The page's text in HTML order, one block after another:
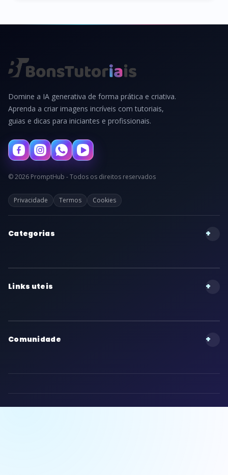
Domine a IA generativa de forma prática e criativa.
Aprenda a criar imagens incríveis com tutoriais,
guias e dicas para iniciantes e profissionais.
© 2026 PromptHub - Todos os direitos reservados
Privacidade Termos Cookies
Categorias +
Links uteis +
Comunidade +